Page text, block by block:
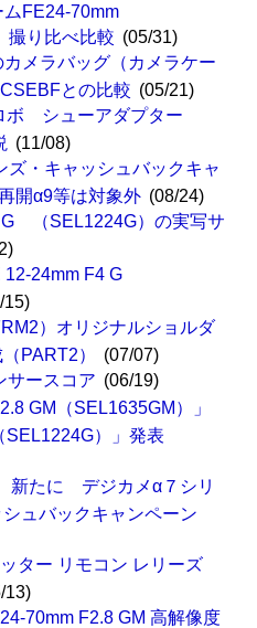
FE24-70mm
撮り比べ比較 (05/31)
メラバッグ（カメラケー
との比較 (05/21)
ボ シューアダプター
(11/08)
ズ・キャッシュバックキャ
開α9等は対象外 (08/24)
G （SEL1224G）の実写サ
24mm F4 G
15)
）オリジナルショルダ
PART2）
(07/07)
ースコア (06/19)
GM（SEL1635GM）」
SEL1224G）」発表
たに デジカメα７シリ
ュバックキャンペーン
ター リモコン レリーズ
13)
70mm F2.8 GM 高解像度